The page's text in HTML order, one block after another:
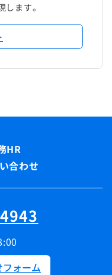
ます。
合わせ
ォーム